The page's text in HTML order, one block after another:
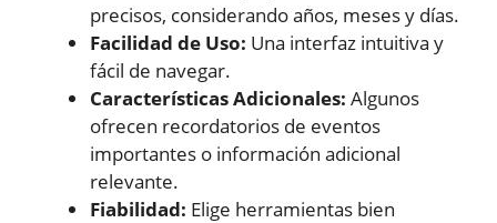
precisos, considerando años, meses y días.
Facilidad de Uso: Una interfaz intuitiva y
fácil de navegar.
Características Adicionales: Algunos
ofrecen recordatorios de eventos
importantes o información adicional
relevante.
Fiabilidad: Elige herramientas bien